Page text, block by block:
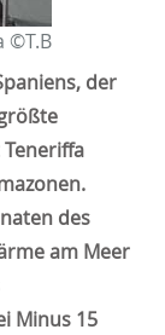
©T.B
der
des
am Meer
Minus 15